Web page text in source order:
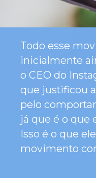
Todo esse
inicialmente
o CEO do
que justificou
pelo
já que é o que
Isso é o que
movimento